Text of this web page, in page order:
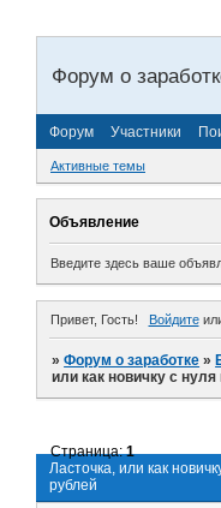
Форум о
Форум Участники
Активные темы
Объявление
Введите здесь ваше
Привет, Гость! Войдите
»Форум о заработке »
или как новичку с
Ласточка, или как
рублей
Страница:1